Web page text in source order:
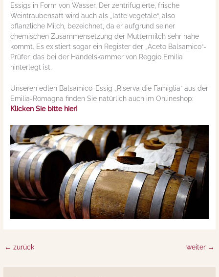
Essigs in Form von Wasser. Der zentrifugierte, frische
Weintraubensaft wird auch als „latte vegetale“, also
pflanzliche Milch, bezeichnet, da er aufgrund seiner
chemischen Zusammensetzung der Muttermilch sehr nahe
kommt. Es existiert sogar ein Register der „Aceto Balsamico“-
Prüfer, das bei der Handelskammer von Reggio Emilia
hinterlegt ist.
Unseren edlen Balsamico-Essig „Riserva die Famiglia“ aus der
Emilia-Romagna finden Sie natürlich auch im Onlineshop:
Klicken Sie bitte hier!
← zurück weiter →